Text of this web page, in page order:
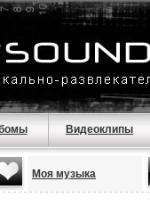
Видеоклипы
Моя музыка